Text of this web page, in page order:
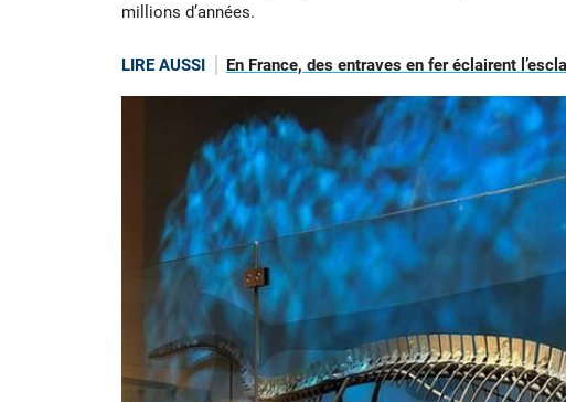
millions d’années.
LIRE AUSSI En France, des entraves en fer éclairent